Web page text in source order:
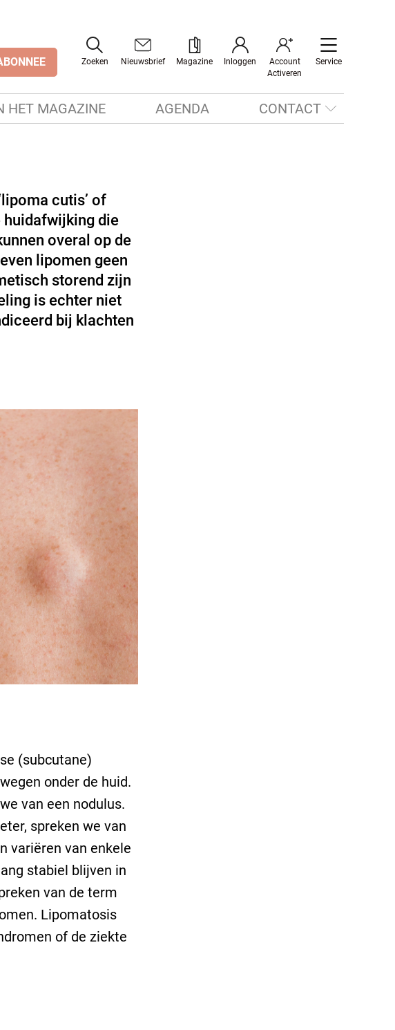
Zoeken Nieuwsbrief Magazine Inloggen
Account
Activeren
Service
HET MAGAZINE AGENDA CONTACT
cutis’ of
huidafwijking die
overal op de
lipomen geen
storend zijn
is echter niet
bij klachten
(subcutane)
onder de huid.
van een nodulus.
spreken we van
variëren van enkele
stabiel blijven in
van de term
Lipomatosis
of de ziekte